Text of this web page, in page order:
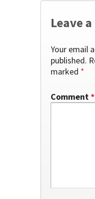
Leave
Your email
published.
marked *
Comment*